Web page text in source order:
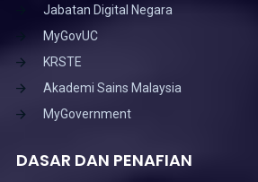
Jabatan Digital Negara
MyGovUC
KRSTE
Akademi Sains Malaysia
MyGovernment
DASAR DAN PENAFIAN